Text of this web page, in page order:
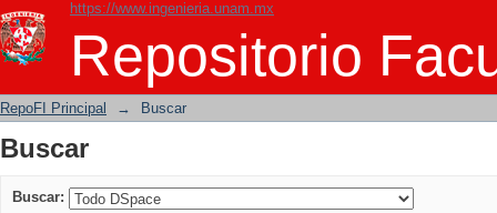
https://www.ingenieria.unam.mx
Repositorio
Buscar
RepoFI Principal → Buscar
Buscar
Buscar: